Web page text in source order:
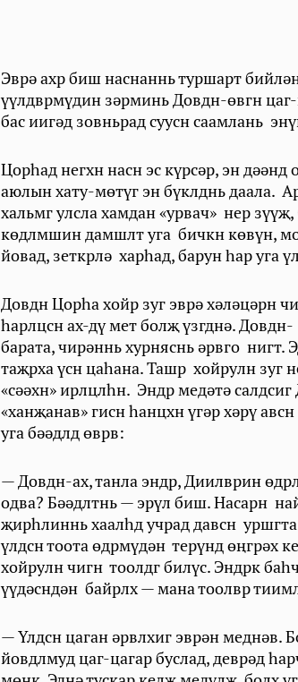
Эврә ахр биш наснаннь туршарт
үүлдврмүдин зәрминь Довдн-өвгн
бас иигәд зовньрад суусн саамлань
Цорһад негхн насн эс күрсәр, эн дәәнд
аюлын хату-мөтүг эн бүклднь даала.
хальмг улсла хамдан «урвач» нер
көдлмшин дамшлт уга бичкн көвүн,
йовад, зеткрлә харһад, барун hap уга
Довдн Цорһа хойр зуг эврә хәләцәрн
һарлцсн ах-дү мет болҗ үзгднә.
барата, чирәннь хурняснь әрвго нигт.
таҗрха үсн цаһана. Ташр хойрулн зуг
«сәәхн» ирлцлһн. Эндр медәтә
«ханҗанав» гисн һанцхн үгәр хәрү
уга бәәдлд өврв:
— Довдн-ах, танла эндр, Диилврин
одва? Бәәдлтнь — эрүл биш. Насарн
җирһлиннь хаалһд учрад давсн
үлдсн тоота өдрмүдән терүнд өңгрәх
хойрулн чигн тоолдг билүс. Эндрк
үүдәсндән байрлх — мана тоолвр
— Үлдсн цаган әрвлхиг эврән меднәв.
йовдлмуд цаг-цагар буслад, деврәд